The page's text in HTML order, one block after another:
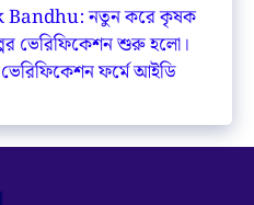
নতুন করে কৃষক
ভেরিফিকেশন শুরু হলো।
ফর্মে আইডি